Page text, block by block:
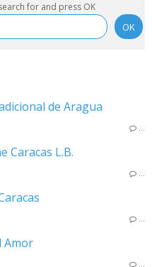
de Aragua
…
Caracas L.B.
…
…
Amor
…
for and press OK